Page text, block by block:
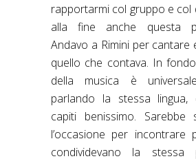
rapportarmi col gruppo e col
alla fine anche questa
Andavo a Rimini per cantare
quello che contava. In
della musica è
parlando la stessa lingua,
capiti benissimo. Sarebbe
l’occasione per incontrare
condividevano la stessa